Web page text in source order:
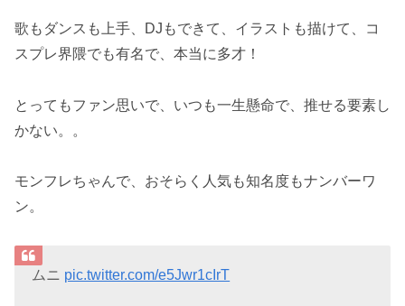
歌もダンスも上手、DJもできて、イラストも描けて、コ
スプレ界隈でも有名で、本当に多才！
とってもファン思いで、いつも一生懸命で、推せる要素し
かない。。
モンフレちゃんで、おそらく人気も知名度もナンバーワ
ン。
ムニ pic.twitter.com/e5Jwr1cIrT